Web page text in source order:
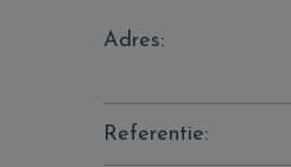
Adres:
Referentie: